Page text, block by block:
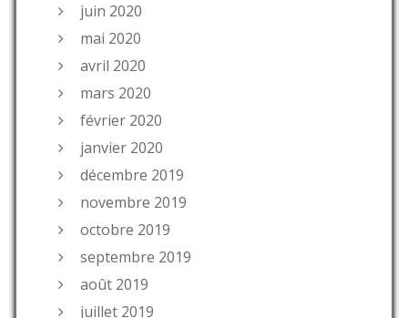
juin 2020
mai 2020
avril 2020
mars 2020
février 2020
janvier 2020
décembre 2019
novembre 2019
octobre 2019
septembre 2019
août 2019
juillet 2019